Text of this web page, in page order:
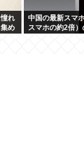
れ
め
中国の最新スマ
スマホの約2倍